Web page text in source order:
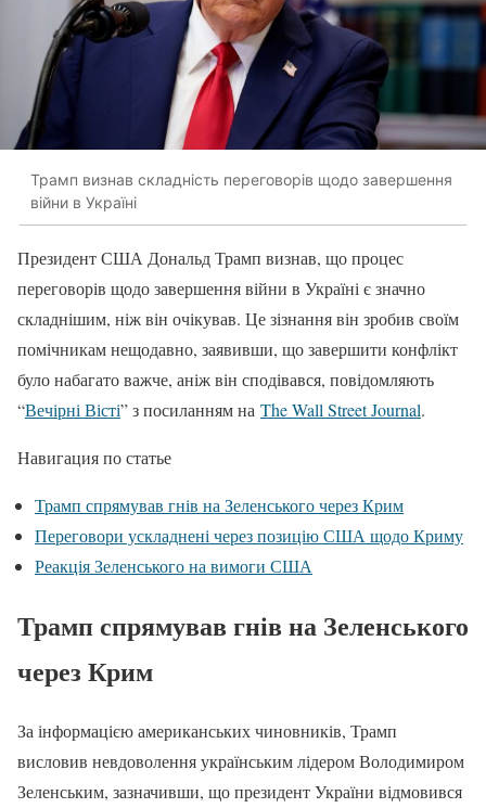
Трамп визнав складність переговорів щодо завершення
війни в Україні
Президент США Дональд Трамп визнав, що процес
переговорів щодо завершення війни в Україні є значно
складнішим, ніж він очікував. Це зізнання він зробив своїм
помічникам нещодавно, заявивши, що завершити конфлікт
було набагато важче, аніж він сподівався, повідомляють
“Вечірні Вісті” з посиланням на The Wall Street Journal.
Навигация по статье
Трамп спрямував гнів на Зеленського через Крим
Переговори ускладнені через позицію США щодо Криму
Реакція Зеленського на вимоги США
Трамп спрямував гнів на Зеленського
через Крим
За інформацією американських чиновників, Трамп
висловив невдоволення українським лідером Володимиром
Зеленським, зазначивши, що президент України відмовився